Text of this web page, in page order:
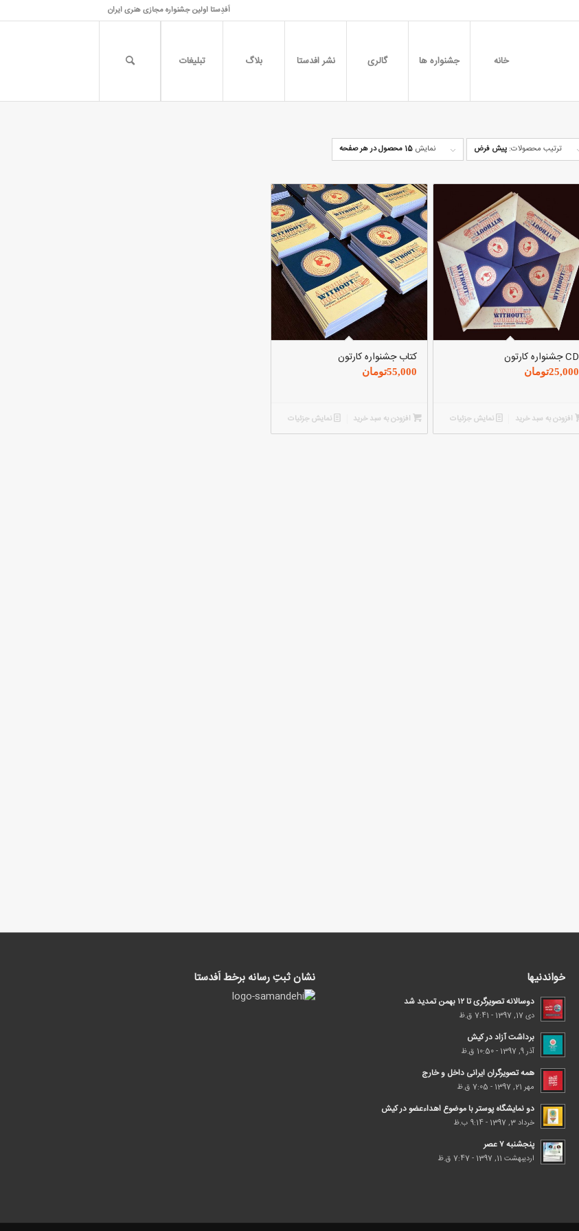
اَفدِستا اولین جشنواره مجازی هنری ایران
خانه جشنواره ها گالری نشر افدستا بلاگ تبلیغات
ترتیب محصولات:پیش فرض نمایش15 محصول در هر صفحه
CD جشنواره کارتون
25,000تومان
افزودن به سبد خرید نمایش جزئیات
کتاب جشنواره کارتون
55,000تومان
افزودن به سبد خرید نمایش جزئیات
خواندنیها
دوسالانه تصویرگری تا ۱۲ بهمن تمدید شد
دی 17, 1397 - 7:41 ق.ظ
برداشت آزاد در کیش
آذر 9, 1397 - 10:50 ق.ظ
همه تصویرگران ایرانی داخل و خارج
مهر 21, 1397 - 7:05 ق.ظ
دو نمایشگاه پوستر با موضوع اهداء‌عضو در کیش
خرداد 3, 1397 - 9:14 ب.ظ
پنجشنبه ۷ عصر
اردیبهشت 11, 1397 - 7:47 ق.ظ
نشان ثبتِ رسانه برخط اَفدستا